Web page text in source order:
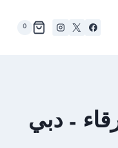
0
– دبي